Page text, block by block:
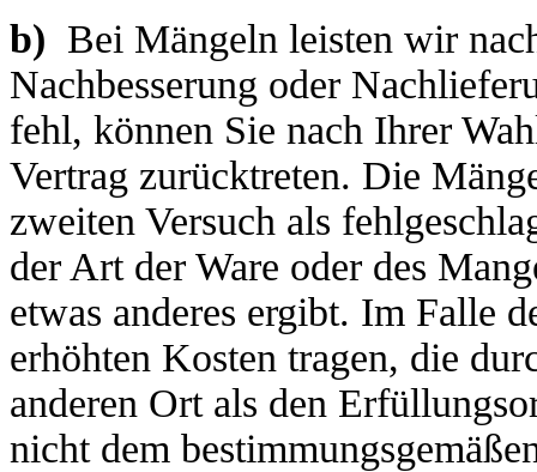
b) Bei Mängeln leisten wir
Nachbesserung oder
fehl, können Sie nach Ihrer
Vertrag zurücktreten. Die
zweiten Versuch als
der Art der Ware oder des
etwas anderes ergibt. Im Falle
erhöhten Kosten tragen, die
anderen Ort als den
nicht dem